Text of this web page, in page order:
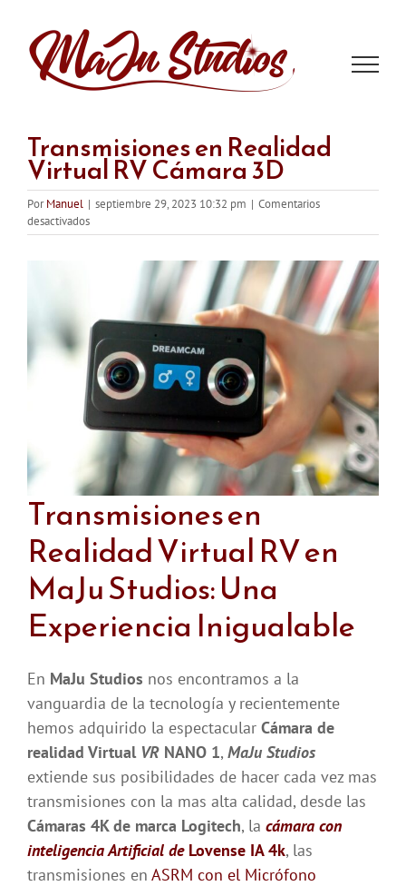
contenido
Transmisiones en Realidad
Virtual RV Cámara 3D
PorManuel | septiembre 29, 2023 10:32 pm | Comentarios
desactivadosen
Transmisiones
Cámara
3D
Transmisiones en
Realidad Virtual RV en
MaJu Studios: Una
Experiencia Inigualable
En MaJu Studios nos encontramos a la
vanguardia de la tecnología y recientemente
hemos adquirido la espectacular Cámara de
realidad Virtual VR NANO 1, MaJu Studios
extiende sus posibilidades de hacer cada vez mas
transmisiones con la mas alta calidad, desde las
Cámaras 4K de marca Logitech, la cámara con
inteligencia Artificial deLovense IA 4k, las
transmisiones en ASRM con el Micrófono